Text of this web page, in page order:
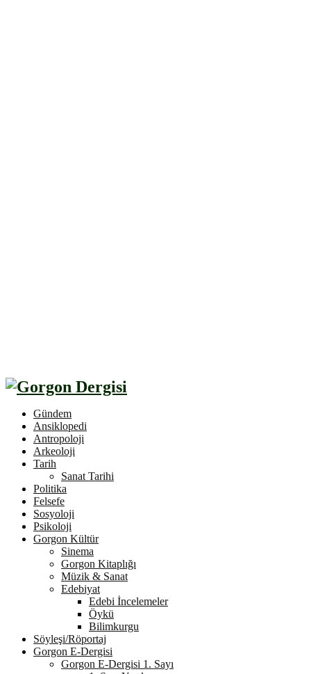
Gündem
Ansiklopedi
Antropoloji
Arkeoloji
Tarih
Sanat Tarihi
Politika
Felsefe
Sosyoloji
Psikoloji
Gorgon Kültür
Sinema
Gorgon Kitaplığı
Müzik & Sanat
Edebiyat
Edebi İncelemeler
Öykü
Bilimkurgu
Söyleşi/Röportaj
Gorgon E-Dergisi
Gorgon E-Dergisi 1. Sayı